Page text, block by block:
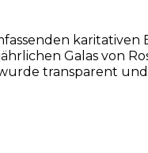
Galas von
transparent